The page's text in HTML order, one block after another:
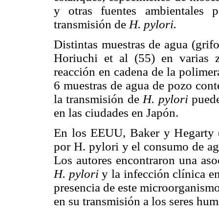
y otras fuentes ambientales
transmisión de H. pylori.
Distintas muestras de agua
Horiuchi et al (55) en varias
reacción en cadena de la
6 muestras de agua de pozo
la transmisión de H. pylori
en las ciudades en Japón.
En los EEUU, Baker y Hegarty
por H. pylori y el consumo de
Los autores encontraron una
H. pyloriy la infección clínica
presencia de este
en su transmisión a los seres